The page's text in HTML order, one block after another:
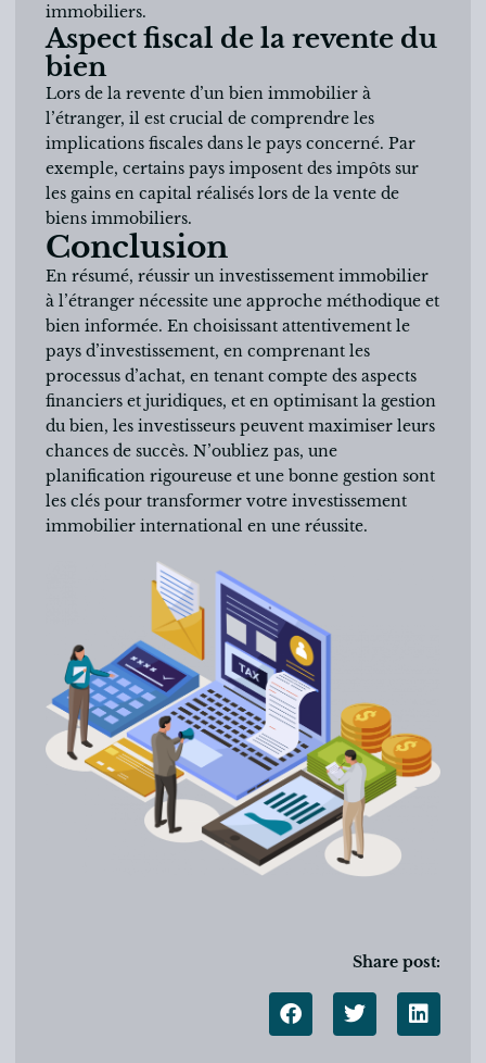
immobiliers.
Aspect fiscal de la revente du
bien
Lors de la revente d’un bien immobilier à
l’étranger, il est crucial de comprendre les
implications fiscales dans le pays concerné. Par
exemple, certains pays imposent des impôts sur
les gains en capital réalisés lors de la vente de
biens immobiliers.
Conclusion
En résumé, réussir un investissement immobilier
à l’étranger nécessite une approche méthodique et
bien informée. En choisissant attentivement le
pays d’investissement, en comprenant les
processus d’achat, en tenant compte des aspects
financiers et juridiques, et en optimisant la gestion
du bien, les investisseurs peuvent maximiser leurs
chances de succès. N’oubliez pas, une
planification rigoureuse et une bonne gestion sont
les clés pour transformer votre investissement
immobilier international en une réussite.
Share post: